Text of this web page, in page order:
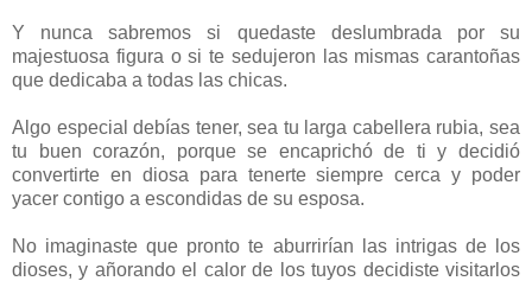
Y nunca sabremos si quedaste deslumbrada por su
majestuosa figura o si te sedujeron las mismas carantoñas
que dedicaba a todas las chicas.
Algo especial debías tener, sea tu larga cabellera rubia, sea
tu buen corazón, porque se encaprichó de ti y decidió
convertirte en diosa para tenerte siempre cerca y poder
yacer contigo a escondidas de su esposa.
No imaginaste que pronto te aburrirían las intrigas de los
dioses, y añorando el calor de los tuyos decidiste visitarlos